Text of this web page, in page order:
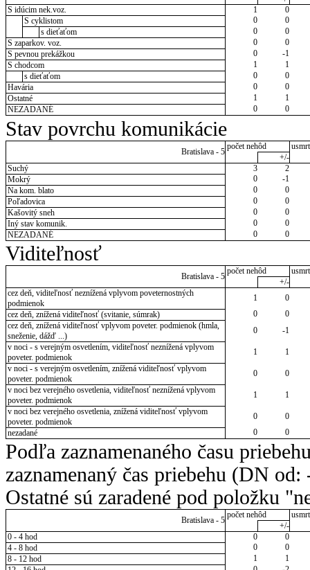
S idúcim nek.voz.
1
0
S cyklistom
0
0
s dieťaťom
0
0
S zaparkov. voz.
0
0
S pevnou prekážkou
0
-1
S chodcom
1
1
s dieťaťom
0
0
Havária
0
0
Ostatné
1
1
NEZADANÉ
0 0
Stav povrchu komunikácie
Bratislava - 5
počet nehôd
+/-
Suchý
3
2
Mokrý
0
-1
Na kom. blato
0
0
Poľadovica
0
0
Kašovitý sneh
0
0
Iný stav komunik.
0
0
NEZADANÉ
0 0
Viditeľnosť
Bratislava - 5
počet nehôd
+/-
cez deň, viditeľnosť neznížená vplyvom poveternostných
podmienok
1
0
cez deň, znížená viditeľnosť (svitanie, súmrak)
0
0
cez deň, znížená viditeľnosť vplyvom poveter. podmienok (hmla,
sneženie, dážď ...)
0
-1
v noci - s verejným osvetlením, viditeľnosť neznížená vplyvom
poveter. podmienok
1
1
v noci - s verejným osvetlením, znížená viditeľnosť vplyvom
poveter. podmienok
0
0
v noci bez verejného osvetlenia, viditeľnosť neznížená vplyvom
poveter. podmienok
1
1
v noci bez verejného osvetlenia, znížená viditeľnosť vplyvom
poveter. podmienok
0
0
nezadané
0 0
Podľa zaznamenaného času
zaznamenaný čas priebehu (DN
Ostatné sú zaradené pod položku
Bratislava - 5
počet nehôd
+/-
0 - 4 hod
0
0
4 - 8 hod
0
0
8 - 12 hod
1
1